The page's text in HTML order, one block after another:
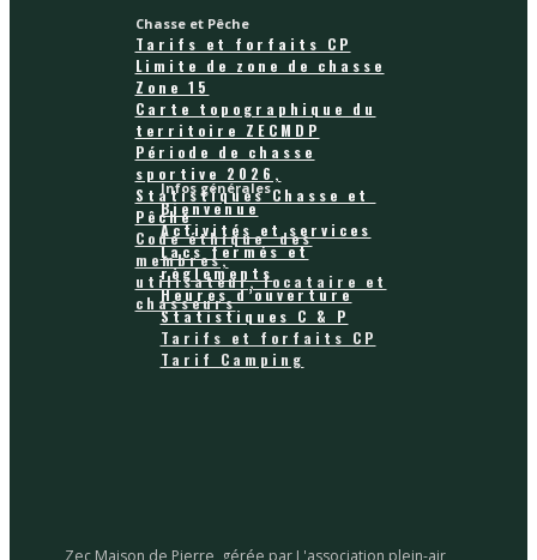
Infos générales
Bienvenue
Activités et services
Lacs fermés et
règlements
Heures d’ouverture
Statistiques C & P
Tarifs et forfaits CP
Tarif Camping
Chasse et Pêche
Tarifs et forfaits CP
Limite de zone de chasse
Zone 15
Carte topographique du
territoire ZECMDP
Période de chasse
sportive 2026,
Statistiques Chasse et
Pêche
Code éthique des
membres,
utilisateur, locataire et
chasseurs
Zec Maison de Pierre, gérée par L'association plein-air,